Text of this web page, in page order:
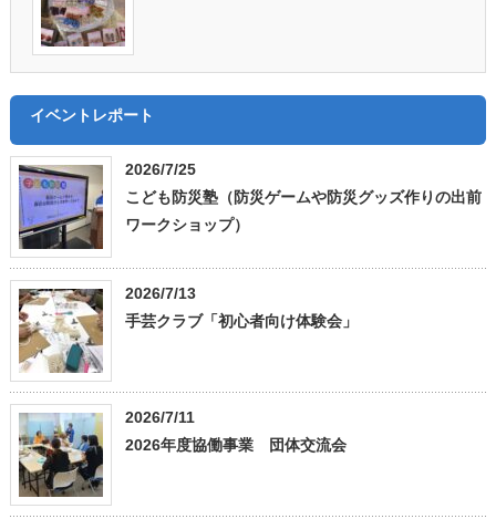
イベントレポート
2026/7/25
こども防災塾（防災ゲームや防災グッズ作りの出前
ワークショップ）
2026/7/13
手芸クラブ「初心者向け体験会」
2026/7/11
2026年度協働事業 団体交流会